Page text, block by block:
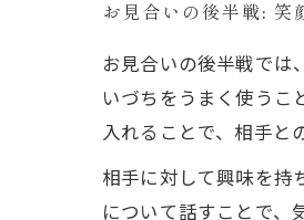
お見合いの後半戦: 笑
お見合いの後半戦では
いづちをうまく使うこ
入れることで、相手と
相手に対して興味を持
について話すことで、